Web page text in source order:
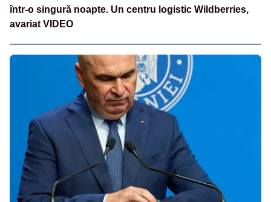
într-o singură noapte. Un centru logistic Wildberries,
avariat VIDEO